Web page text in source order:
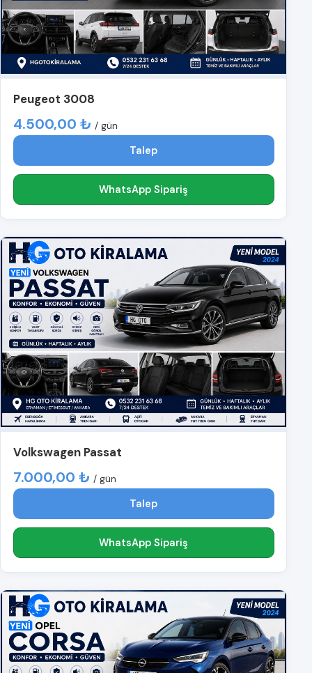
Peugeot 3008
4.500,00 ₺ / gün
Talep
WhatsApp Sipariş
Volkswagen Passat
7.000,00 ₺ / gün
Talep
WhatsApp Sipariş